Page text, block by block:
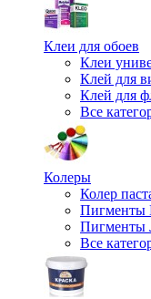
Клеи для обоев
Клеи
Клей для
Клей для
Все
Колеры
Колер
Пигменты
Пигменты
Все